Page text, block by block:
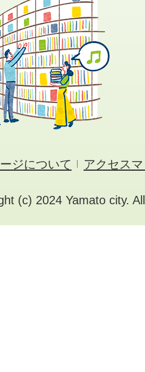
ジについて アクセス
(c) 2024 Yamato city.